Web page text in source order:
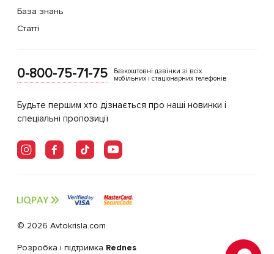
База знань
Статті
0-800-75-71-75
Безкоштовні дзвінки зі всіх
мобільних і стаціонарних телефонів
Будьте першим хто дізнається про наші новинки і
спеціальні пропозиції
© 2026 Avtokrisla.com
Розробка і підтримка Rednes